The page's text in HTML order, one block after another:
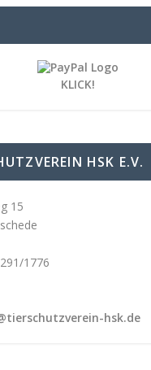
KLICK!
HSK E.V.
15
1776
hsk.de